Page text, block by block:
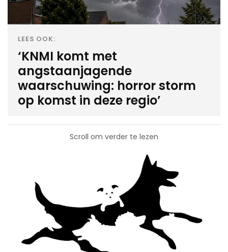
LEES OOK:
‘KNMI komt met
angstaanjagende
waarschuwing: horror storm
op komst in deze regio’
Scroll om verder te lezen